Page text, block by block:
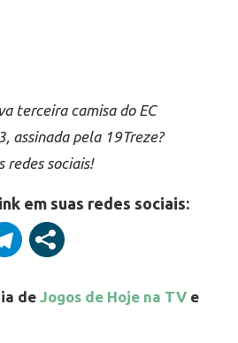
terceira camisa do EC
assinada pela 19Treze?
redes sociais!
em suas redes sociais:
de Jogos de Hoje na TV e